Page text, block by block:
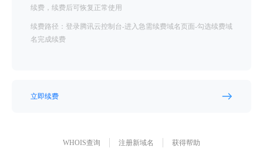
续费，续费后可恢复正常使用
续费路径：登录腾讯云控制台-进入急需续费域名页面-勾选续费域
名完成续费
立即续费
WHOIS查询 注册新域名 获得帮助